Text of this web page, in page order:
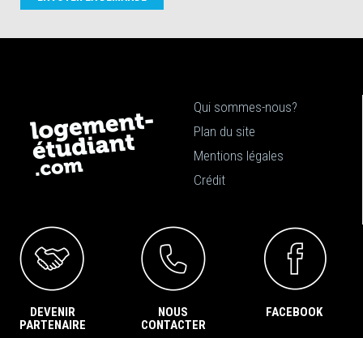
Qui sommes-nous?
Plan du site
Mentions légales
Crédit
DEVENIR
PARTENAIRE
NOUS
CONTACTER
FACEBOOK